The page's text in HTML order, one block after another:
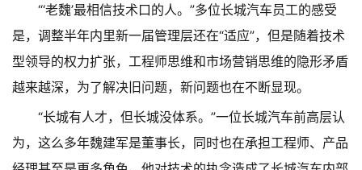
“‘老魏’最相信技术口的人。”多位长城汽车员工的感受
是，调整半年内里新一届管理层还在“适应”，但是随着技术
型领导的权力扩张，工程师思维和市场营销思维的隐形矛盾
越来越深，为了解决旧问题，新问题也在不断显现。
“长城有人才，但长城没体系。”一位长城汽车前高层认
为，这么多年魏建军是董事长，同时也在承担工程师、产品